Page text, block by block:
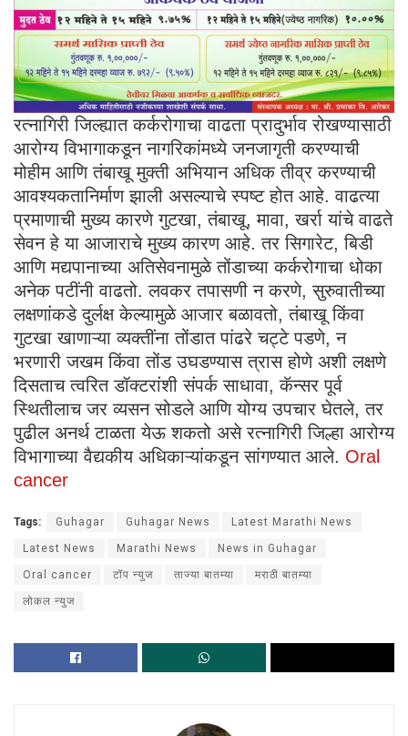
रत्नागिरी जिल्ह्यात कर्करोगाचा वाढता प्रादुर्भाव रोखण्यासाठी
आरोग्य विभागाकडून नागरिकांमध्ये जनजागृती करण्याची
मोहीम आणि तंबाखू मुक्ती अभियान अधिक तीव्र करण्याची
आवश्यकतानिर्माण झाली असल्याचे स्पष्ट होत आहे. वाढत्या
प्रमाणाची मुख्य कारणे गुटखा, तंबाखू, मावा, खर्रा यांचे वाढते
सेवन हे या आजाराचे मुख्य कारण आहे. तर सिगारेट, बिडी
आणि मद्यपानाच्या अतिसेवनामुळे तोंडाच्या कर्करोगाचा धोका
अनेक पटींनी वाढतो. लवकर तपासणी न करणे, सुरुवातीच्या
लक्षणांकडे दुर्लक्ष केल्यामुळे आजार बळावतो, तंबाखू किंवा
गुटखा खाणाऱ्या व्यक्तींना तोंडात पांढरे चट्टे पडणे, न
भरणारी जखम किंवा तोंड उघडण्यास त्रास होणे अशी लक्षणे
दिसताच त्वरित डॉक्टरांशी संपर्क साधावा, कॅन्सर पूर्व
स्थितीलाच जर व्यसन सोडले आणि योग्य उपचार घेतले, तर
पुढील अनर्थ टाळता येऊ शकतो असे रत्नागिरी जिल्हा आरोग्य
विभागाच्या वैद्यकीय अधिकाऱ्यांकडून सांगण्यात आले. Oral
cancer
Tags: Guhagar Guhagar News Latest Marathi News
Latest News Marathi News News in Guhagar
Oral cancer टॉप न्युज ताज्या बातम्या मराठी बातम्या
लोकल न्युज